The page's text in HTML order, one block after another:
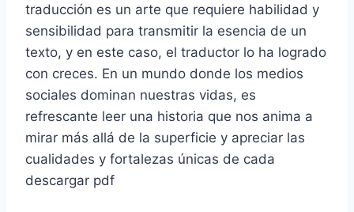
traducción es un arte que requiere habilidad y
sensibilidad para transmitir la esencia de un
texto, y en este caso, el traductor lo ha logrado
con creces. En un mundo donde los medios
sociales dominan nuestras vidas, es
refrescante leer una historia que nos anima a
mirar más allá de la superficie y apreciar las
cualidades y fortalezas únicas de cada
descargar pdf